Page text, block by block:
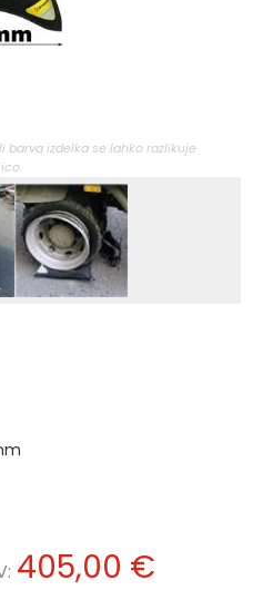
barva izdelka se lahko razlikuje
405,00 €